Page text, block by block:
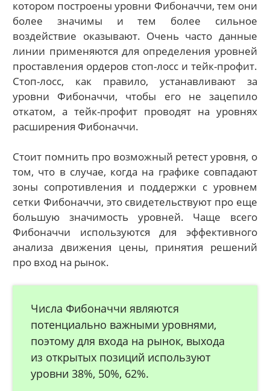
котором построены уровни Фибоначчи, тем они
более значимы и тем более сильное
воздействие оказывают. Очень часто данные
линии применяются для определения уровней
проставления ордеров стоп-лосс и тейк-профит.
Стоп-лосс, как правило, устанавливают за
уровни Фибоначчи, чтобы его не зацепило
откатом, а тейк-профит проводят на уровнях
расширения Фибоначчи.
Стоит помнить про возможный ретест уровня, о
том, что в случае, когда на графике совпадают
зоны сопротивления и поддержки с уровнем
сетки Фибоначчи, это свидетельствуют про еще
большую значимость уровней. Чаще всего
Фибоначчи используются для эффективного
анализа движения цены, принятия решений
про вход на рынок.
Числа Фибоначчи являются
потенциально важными уровнями,
поэтому для входа на рынок, выхода
из открытых позиций используют
уровни 38%, 50%, 62%.